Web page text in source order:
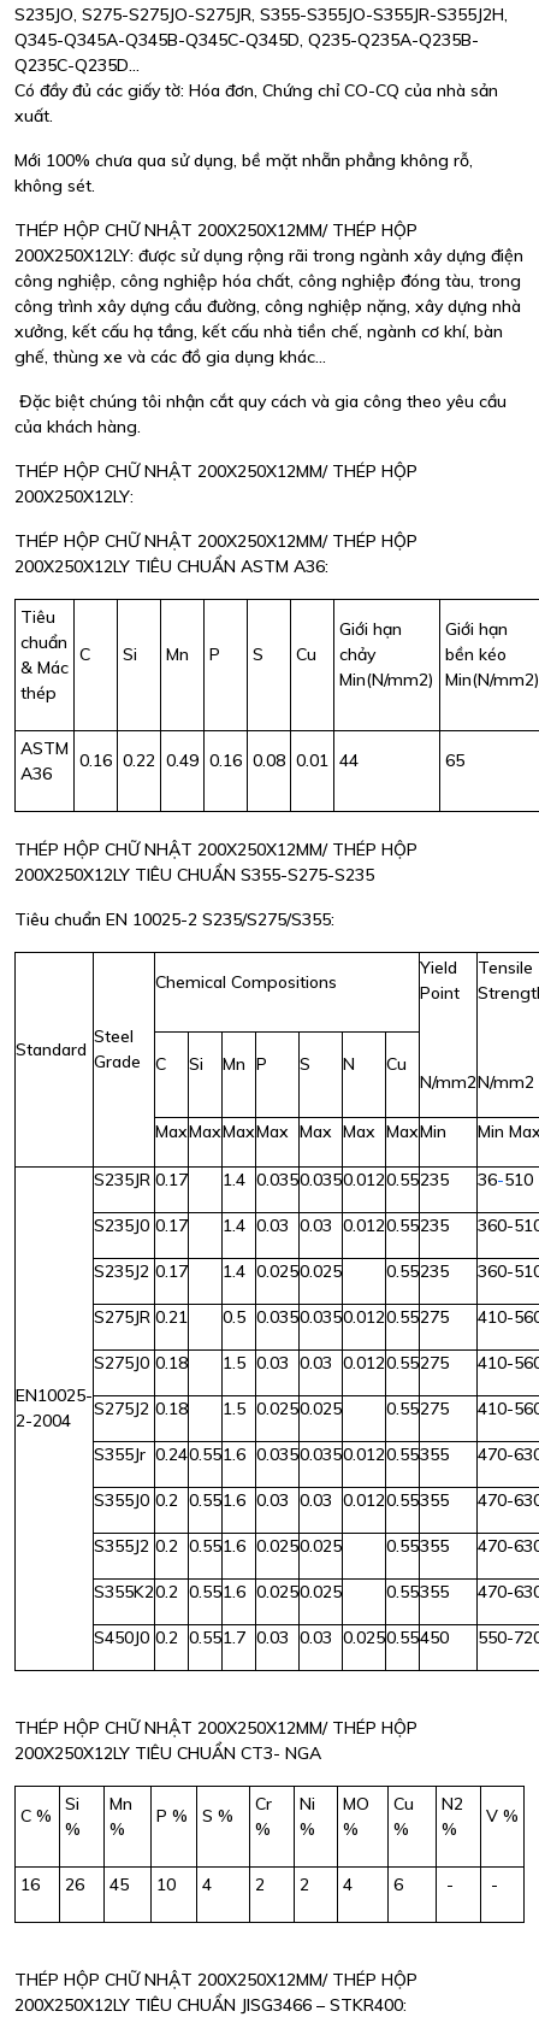
S235JO, S275-S275JO-S275JR, S355-S355JO-S355JR-S355J2H,
Q345-Q345A-Q345B-Q345C-Q345D, Q235-Q235A-Q235B-
Q235C-Q235D...
Có đầy đủ các giấy tờ: Hóa đơn, Chứng chỉ CO-CQ của nhà sản
xuất.
Mới 100% chưa qua sử dụng, bề mặt nhẵn phẳng không rỗ,
không sét.
THÉP HỘP CHỮ NHẬT 200X250X12MM/ THÉP HỘP
200X250X12LY: được sử dụng rộng rãi trong ngành xây dựng điện
công nghiệp, công nghiệp hóa chất, công nghiệp đóng tàu, trong
công trình xây dựng cầu đường, công nghiệp nặng, xây dựng nhà
xưởng, kết cấu hạ tầng, kết cấu nhà tiền chế, ngành cơ khí, bàn
ghế, thùng xe và các đồ gia dụng khác...
Đặc biệt chúng tôi nhận cắt quy cách và gia công theo yêu cầu
của khách hàng.
THÉP HỘP CHỮ NHẬT 200X250X12MM/ THÉP HỘP
200X250X12LY:
THÉP HỘP CHỮ NHẬT 200X250X12MM/ THÉP HỘP
200X250X12LY TIÊU CHUẨN ASTM A36:
Tiêu
chuẩn
& Mác
thép
C Si Mn P S Cu
Giới hạn
chảy
Min(N/mm2)
Giới hạn
bền kéo
Min(N/mm2)
ASTM
A36
0.16 0.22 0.49 0.16 0.08 0.01 44 65
THÉP HỘP CHỮ NHẬT 200X250X12MM/ THÉP HỘP
200X250X12LY TIÊU CHUẨN S355-S275-S235
Tiêu chuẩn EN 10025-2 S235/S275/S355:
Standard
Steel
Grade
Chemical Compositions
Yield
Point
N/mm2
Tensile
N/mm2
C Si Mn P S N Cu
MaxMaxMaxMax Max Max MaxMin Min
EN10025-
2-2004
S235JR 0.17 1.4 0.0350.0350.0120.55235 36-510
S235J0 0.17 1.4 0.03 0.03 0.0120.55235 360-
S235J2 0.17 1.4 0.0250.025 0.55235 360-
S275JR 0.21 0.5 0.0350.0350.0120.55275 410-
S275J0 0.18 1.5 0.03 0.03 0.0120.55275 410-
S275J2 0.18 1.5 0.0250.025 0.55275 410-
S355Jr 0.240.551.6 0.0350.0350.0120.55355 470-
S355J0 0.2 0.551.6 0.03 0.03 0.0120.55355 470-
S355J2 0.2 0.551.6 0.0250.025 0.55355 470-
S355K20.2 0.551.6 0.0250.025 0.55355 470-
S450J0 0.2 0.551.7 0.03 0.03 0.0250.55450 550-
THÉP HỘP CHỮ NHẬT 200X250X12MM/ THÉP HỘP
200X250X12LY TIÊU CHUẨN CT3- NGA
C %
Si
%
Mn
%
P % S %
Cr
%
Ni
%
MO
%
Cu
%
N2
%
V %
16 26 45 10 4 2 2 4 6 - -
THÉP HỘP CHỮ NHẬT 200X250X12MM/ THÉP HỘP
200X250X12LY TIÊU CHUẨN JISG3466 – STKR400: